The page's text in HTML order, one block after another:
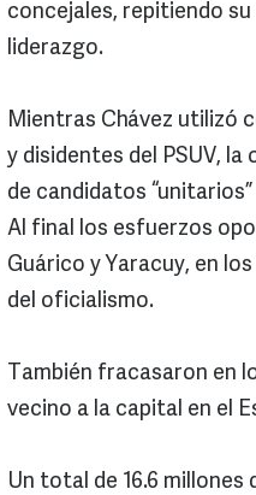
concejales, repitiendo
liderazgo.
Mientras Chávez utilizó
y disidentes del PSUV,
de candidatos
Al final los esfuerzos
Guárico y Yaracuy, en
del oficialismo.
También fracasaron en
vecino a la capital en el
Un total de 16.6